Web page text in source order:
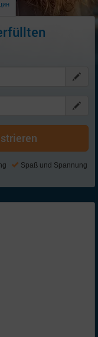
Spaß und Spannung